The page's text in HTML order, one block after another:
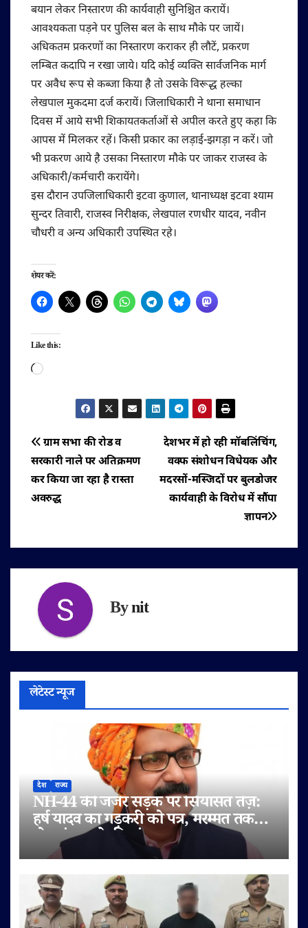
बयान लेकर निस्तारण की कार्यवाही सुनिश्चित करायें।
आवश्यकता पड़ने पर पुलिस बल के साथ मौके पर जायें।
अधिकतम प्रकरणों का निस्तारण कराकर ही लौटें, प्रकरण
लम्बित कदापि न रखा जाये। यदि कोई व्यक्ति सार्वजनिक मार्ग
पर अवैध रूप से कब्जा किया है तो उसके विरूद्ध हल्का
लेखपाल मुकदमा दर्ज करायें। जिलाधिकारी ने थाना समाधान
दिवस में आये सभी शिकायतकर्ताओं से अपील करते हुए कहा कि
आपस में मिलकर रहें। किसी प्रकार का लड़ाई-झगड़ा न करें। जो
भी प्रकरण आये है उसका निस्तारण मौके पर जाकर राजस्व के
अधिकारी/कर्मचारी करायेंगे।
इस दौरान उपजिलाधिकारी इटवा कुणाल, थानाध्यक्ष इटवा श्याम
सुन्दर तिवारी, राजस्व निरीक्षक, लेखपाल रणधीर यादव, नवीन
चौधरी व अन्य अधिकारी उपस्थित रहे।
शेयर करें:
Like this:
Loading…
पोस्ट
नेविगेशन
देशभर में हो रही मॉबलिंचिंग,
वक्फ संशोधन विधेयक और
मदरसों-मस्जिदों पर बुलडोजर
कार्यवाही के विरोध में सौंपा
ज्ञापन
ग्राम सभा की रोड व
सरकारी नाले पर अतिक्रमण
कर किया जा रहा है रास्ता
अवरुद्ध
Bynit
लेटेस्ट न्यूज
देश राज्य
NH-44 की जर्जर सड़क पर सियासत तेज़:
हर्ष यादव का गड़करी को पत्र, मरम्मत तक
टोल बंद करने की मांग